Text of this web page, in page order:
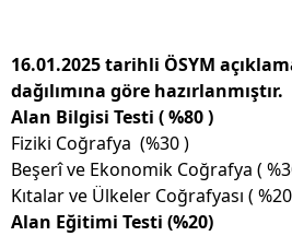
16.01.2025 tarihli ÖSYM
dağılımına göre hazırlanmıştır.
Alan Bilgisi Testi (%80 )
Fiziki Coğrafya (%30 )
Beşerî ve Ekonomik Coğrafya (
Kıtalar ve Ülkeler Coğrafyası (
Alan Eğitimi Testi (%20)